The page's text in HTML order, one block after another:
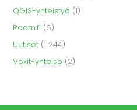
QGIS-yhteistyö (1)
Roam.fi (6)
Uutiset (1 244)
Voxit-yhteisö (2)